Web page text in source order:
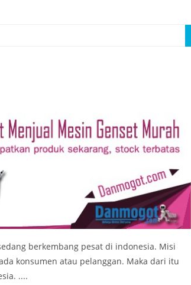
berkembang pesat di indonesia. Misi
konsumen atau pelanggan. Maka dari itu
....